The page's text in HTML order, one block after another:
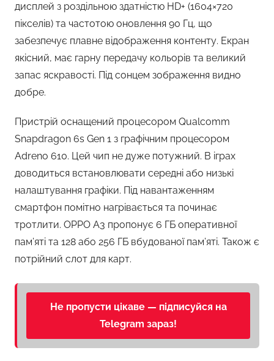
дисплей з роздільною здатністю HD+ (1604×720
пікселів) та частотою оновлення 90 Гц, що
забезпечує плавне відображення контенту. Екран
якісний, має гарну передачу кольорів та великий
запас яскравості. Під сонцем зображення видно
добре.
Пристрій оснащений процесором Qualcomm
Snapdragon 6s Gen 1 з графічним процесором
Adreno 610. Цей чип не дуже потужний. В іграх
доводиться встановлювати середні або низькі
налаштування графіки. Під навантаженням
смартфон помітно нагрівається та починає
тротлити. OPPO A3 пропонує 6 ГБ оперативної
пам’яті та 128 або 256 ГБ вбудованої пам’яті. Також є
потрійний слот для карт.
Не пропусти цікаве — підписуйся на
Telegram зараз!